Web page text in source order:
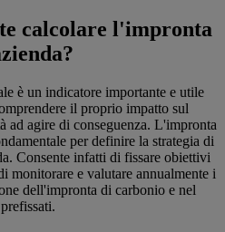
calcolare l'impronta
è un indicatore importante e utile
il proprio impatto sul
ad agire di conseguenza. L'impronta
per definire la strategia di
Consente infatti di fissare obiettivi
monitorare e valutare annualmente i
dell'impronta di carbonio e nel